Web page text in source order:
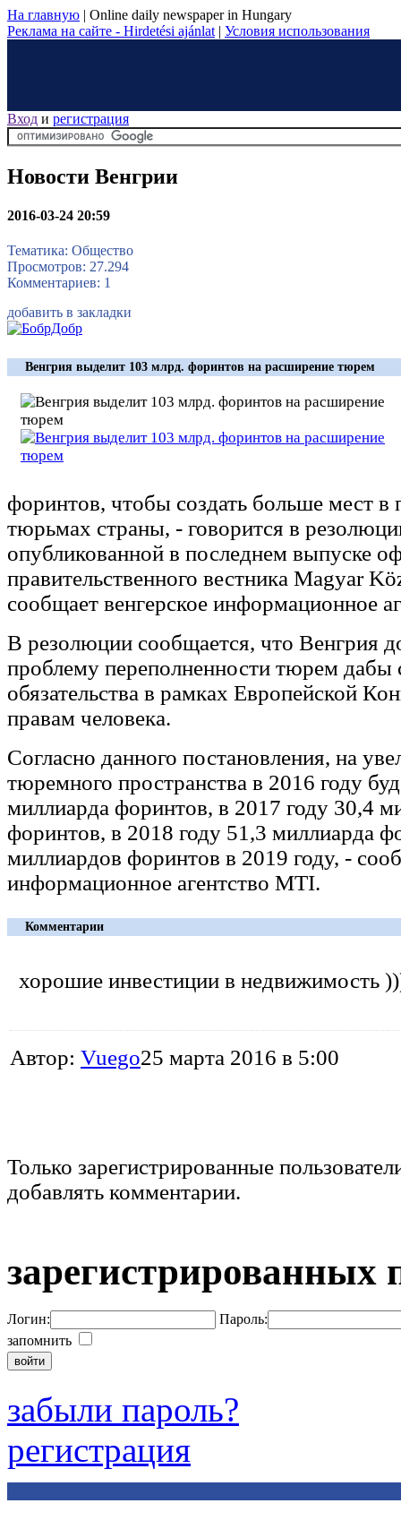
На главную | Online daily newspaper in Hungary
Реклама на сайте - Hirdetési ajánlat | Условия использования
Вход и регистрация
Новости Венгрии
2016-03-24 20:59
Тематика: Общество
Просмотров: 27.294
Комментариев: 1
добавить в закладки
Венгрия выделит 103 млрд. форинтов на расширение тюрем
форинтов, чтобы создать больше мест в
тюрьмах страны, - говорится в
опубликованной в последнем выпуске
правительственного вестника Magyar
сообщает венгерское информационное
В резолюции сообщается, что Венгрия
проблему переполненности тюрем дабы
обязательства в рамках Европейской
правам человека.
Согласно данного постановления, на
тюремного пространства в 2016 году
миллиарда форинтов, в 2017 году 30,4
форинтов, в 2018 году 51,3 миллиарда
миллиардов форинтов в 2019 году, -
информационное агентство MTI.
Комментарии
хорошие инвестиции в недвижимость
Автор: Vuego25 марта 2016 в 5:00
Только зарегистрированные
добавлять комментарии.
зарегистрированных
Логин:
Пароль:
запомнить
забыли пароль?
регистрация